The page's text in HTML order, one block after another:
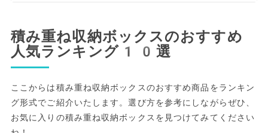
積み重ね収納ボックスのおすすめ
人気ランキング10選
ここからは積み重ね収納ボックスのおすすめ商品をランキン
グ形式でご紹介いたします。選び方を参考にしながらぜひ、
お気に入りの積み重ね収納ボックスを見つけてみてください